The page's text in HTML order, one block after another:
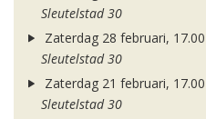
Sleutelstad 30
Zaterdag 28 februari,
Sleutelstad 30
Zaterdag 21 februari,
Sleutelstad 30